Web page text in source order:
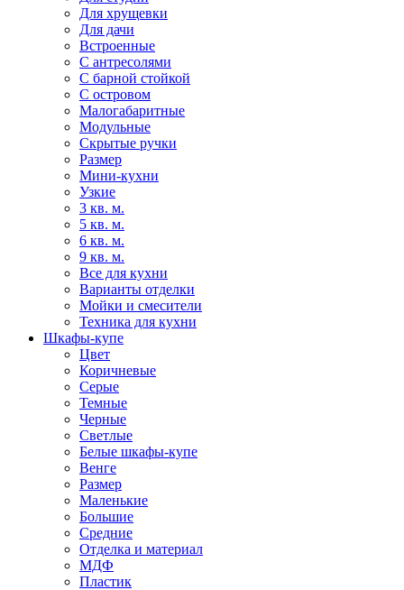
Для хрущевки
Для дачи
Встроенные
С антресолями
С барной стойкой
С островом
Малогабаритные
Модульные
Скрытые ручки
Размер
Мини-кухни
Узкие
3 кв. м.
5 кв. м.
6 кв. м.
9 кв. м.
Все для кухни
Варианты отделки
Мойки и смесители
Техника для кухни
Шкафы-купе
Цвет
Коричневые
Серые
Темные
Черные
Светлые
Белые шкафы-купе
Венге
Размер
Маленькие
Большие
Средние
Отделка и материал
МДФ
Пластик